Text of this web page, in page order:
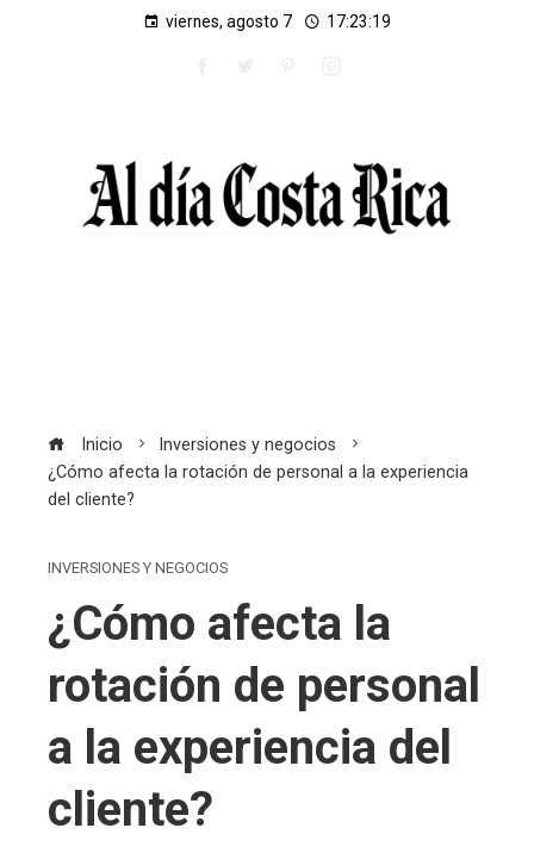
viernes, agosto 7 17:23:20
Inicio
Inversiones y negocios
¿Cómo afecta la rotación de personal a la experiencia
del cliente?
INVERSIONES Y NEGOCIOS
¿Cómo afecta la
rotación de personal
a la experiencia del
cliente?